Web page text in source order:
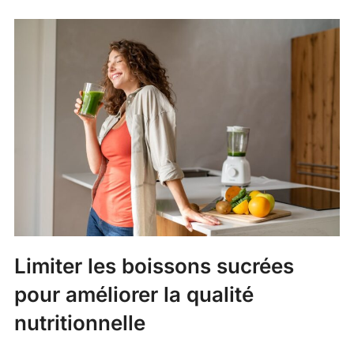
Limiter les boissons sucrées
pour améliorer la qualité
nutritionnelle